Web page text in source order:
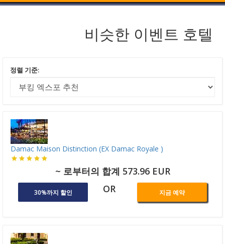
비슷한 이벤트 호텔
정렬 기준:
Damac Maison Distinction (EX Damac Royale )
~ 로부터의 합계 573.96 EUR
30%까지 할인 OR 지금 예약